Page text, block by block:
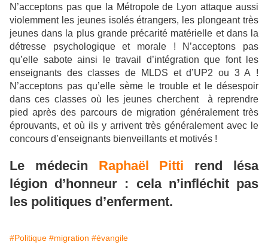
N’acceptons pas que la Métropole de Lyon attaque aussi
violemment les jeunes isolés étrangers, les plongeant très
jeunes dans la plus grande précarité matérielle et dans la
détresse psychologique et morale ! N’acceptons pas
qu’elle sabote ainsi le travail d’intégration que font les
enseignants des classes de MLDS et d’UP2 ou 3 A !
N’acceptons pas qu’elle sème le trouble et le désespoir
dans ces classes où les jeunes cherchent à reprendre
pied après des parcours de migration généralement très
éprouvants, et où ils y arrivent très généralement avec le
concours d’enseignants bienveillants et motivés !
Le médecin Raphaël Pitti rend lésa
légion d’honneur : cela n’infléchit pas
les politiques d’enferment.
#Politique #migration #évangile